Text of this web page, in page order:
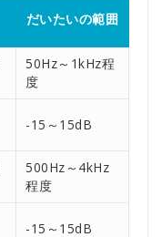
だいたいの範囲
50Hz～1kHz程
度
-15～15dB
500Hz～4kHz
程度
-15～15dB